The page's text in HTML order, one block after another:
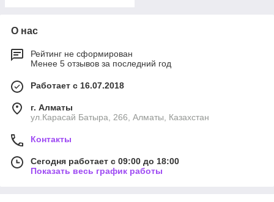
О нас
Рейтинг не сформирован
Менее 5 отзывов за последний год
Работает с 16.07.2018
г. Алматы
ул.Карасай Батыра, 266, Алматы, Казахстан
Контакты
Сегодня работает с 09:00 до 18:00
Показать весь график работы